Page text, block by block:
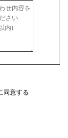
同意する